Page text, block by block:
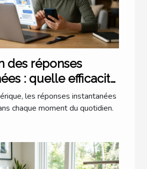
des réponses
: quelle efficacité
quotidien ?
les réponses instantanées
chaque moment du quotidien.